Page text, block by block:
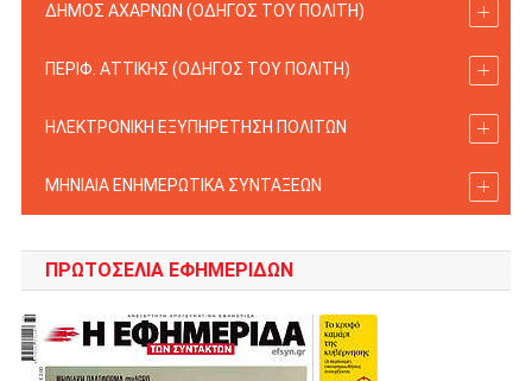
ΔΗΜΟΣ ΑΧΑΡΝΩΝ (ΟΔΗΓΟΣ TOY ΠΟΛΙΤΗ)
ΠΕΡΙΦ. ΑΤΤΙΚΗΣ (ΟΔΗΓΟΣ TOY ΠΟΛΙΤΗ)
ΗΛΕΚΤΡΟΝΙΚΗ ΕΞΥΠΗΡΕΤΗΣΗ ΠΟΛΙΤΩΝ
ΜΗΝΙΑΙΑ ΕΝΗΜΕΡΩΤΙΚΑ ΣΥΝΤΑΞΕΩΝ
ΠΡΩΤΟΣΈΛΙΑ ΕΦΗΜΕΡΊΔΩΝ